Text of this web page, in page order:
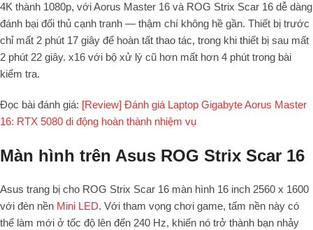
4K thành 1080p, với Aorus Master 16 và ROG Strix Scar 16 dễ dàng
đánh bại đối thủ cạnh tranh — thậm chí không hề gần. Thiết bị trước
chỉ mất 2 phút 17 giây để hoàn tất thao tác, trong khi thiết bị sau mất
2 phút 22 giây. x16 với bộ xử lý cũ hơn mất hơn 4 phút trong bài
kiểm tra.
Đọc bài đánh giá: [Review] Đánh giá Laptop Gigabyte Aorus Master
16: RTX 5080 di động hoàn thành nhiệm vụ
Màn hình trên Asus ROG Strix Scar 16
Asus trang bị cho ROG Strix Scar 16 màn hình 16 inch 2560 x 1600
với đèn nền Mini LED. Với tham vọng chơi game, tấm nền này có
thể làm mới ở tốc độ lên đến 240 Hz, khiến nó trở thành bạn nhảy